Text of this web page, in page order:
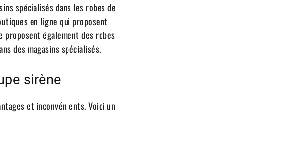
spécialisés dans les robes de
en ligne qui proposent
proposent également des robes
des magasins spécialisés.
sirène
et inconvénients. Voici un